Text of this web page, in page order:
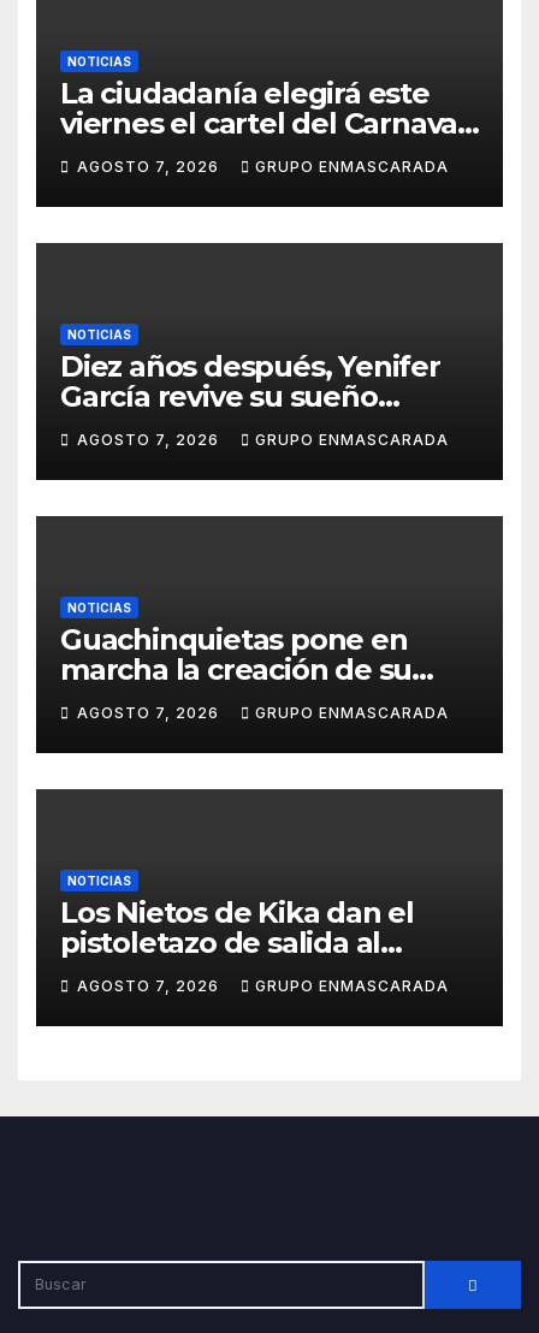
NOTICIAS
La ciudadanía elegirá este
viernes el cartel del Carnaval
de Las Palmas de Gran
Canaria 2027 en una gala
retransmitida por Televisión
Canaria
AGOSTO 7, 2026 GRUPO ENMASCARADA
NOTICIAS
Diez años después, Yenifer
García revive su sueño
carnavalero en el vídeo de
presentación de San Juan de
la Rambla para el Grand Prix
AGOSTO 7, 2026 GRUPO ENMASCARADA
NOTICIAS
Guachinquietas pone en
marcha la creación de su
repertorio para el Carnaval
2027
AGOSTO 7, 2026 GRUPO ENMASCARADA
NOTICIAS
Los Nietos de Kika dan el
pistoletazo de salida al
Carnaval 2027 con el inicio de
sus ensayos
AGOSTO 7, 2026 GRUPO ENMASCARADA